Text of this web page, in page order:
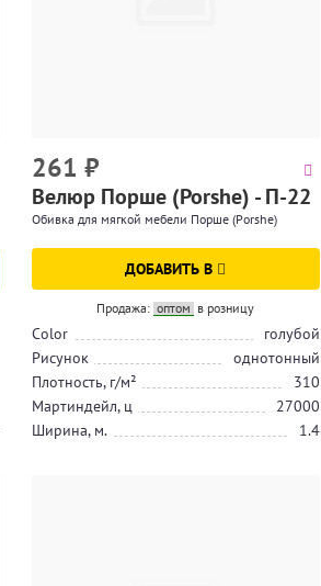
261 ₽
Велюр Порше (Porshe) - П-22
Обивка для мягкой мебели Порше (Porshe)
ДОБАВИТЬ В
Продажа: оптом в розницу
Color
голубой
Рисунок
однотонный
Плотность, г/м²
310
Мартиндейл, ц
27000
Ширина, м.
1.4